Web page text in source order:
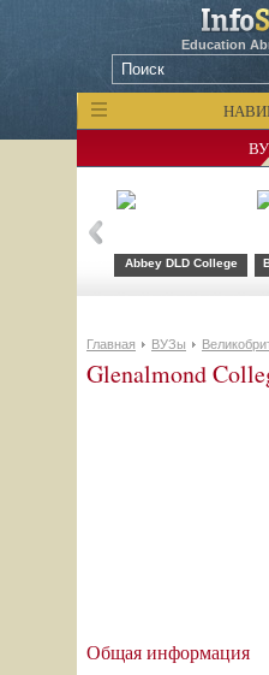
Education
Abbey DLD College
Главная ВУЗы
Glenalmond
Общая информация